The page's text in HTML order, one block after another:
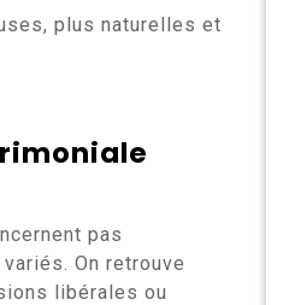
plus naturelles et
pas
On retrouve
libérales ou